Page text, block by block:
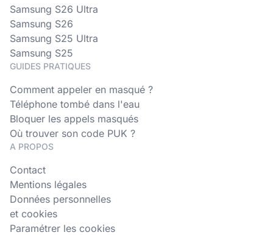
Samsung S26 Ultra
Samsung S26
Samsung S25 Ultra
Samsung S25
GUIDES PRATIQUES
Comment appeler en masqué ?
Téléphone tombé dans l'eau
Bloquer les appels masqués
Où trouver son code PUK ?
A PROPOS
Contact
Mentions légales
Données personnelles
et cookies
Paramétrer les cookies